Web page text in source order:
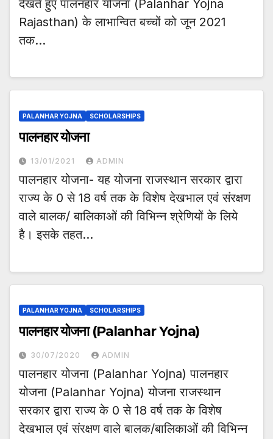
देखते हुए पालनहार योजना (Palanhar Yojna
Rajasthan) के लाभान्वित बच्चों को जून 2021
तक…
PALANHAR YOJNA SCHOLARSHIPS
पालनहार योजना
13/01/2021 ADMIN
पालनहार योजना- यह योजना राजस्थान सरकार द्वारा
राज्य के 0 से 18 वर्ष तक के विशेष देखभाल एवं संरक्षण
वाले बालक/ बालिकाओं की विभिन्न श्रेणियों के लिये
है। इसके तहत…
PALANHAR YOJNA SCHOLARSHIPS
पालनहार योजना (Palanhar Yojna)
30/07/2020 ADMIN
पालनहार योजना (Palanhar Yojna) पालनहार
योजना (Palanhar Yojna) योजना राजस्थान
सरकार द्वारा राज्य के 0 से 18 वर्ष तक के विशेष
देखभाल एवं संरक्षण वाले बालक/बालिकाओं की विभिन्न